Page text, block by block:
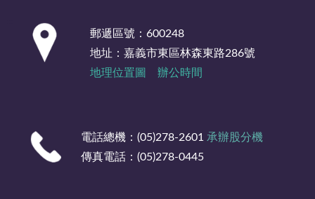
郵遞區號：600248
地址：嘉義市東區林森東路286號
地理位置圖
辦公時間
電話總機：(05)278-2601 承辦股分機
傳真電話：(05)278-0445